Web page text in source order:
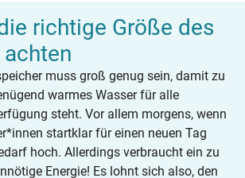
richtige Größe des
muss groß genug sein, damit zu
warmes Wasser für alle
steht. Vor allem morgens, wenn
startklar für einen neuen Tag
hoch. Allerdings verbraucht ein zu
Energie! Es lohnt sich also, den